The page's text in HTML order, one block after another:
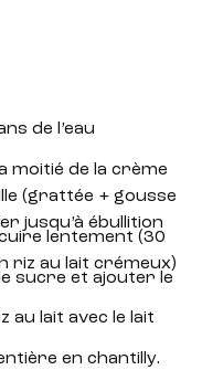
de l’eau
moitié de la crème
(grattée + gousse
jusqu’à ébullition
lentement (30
riz au lait crémeux)
sucre et ajouter le
au lait avec le lait
en chantilly.